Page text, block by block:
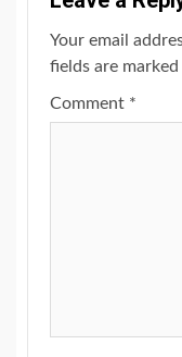
Your email
fields are marked
Comment *